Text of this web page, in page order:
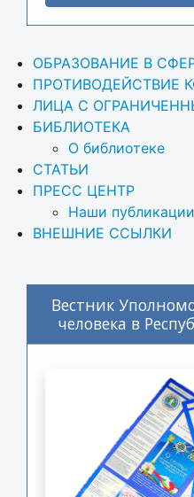
ОБРАЗОВАНИЕ В
ПРОТИВОДЕЙСТВИЕ
ЛИЦА С
БИБЛИОТЕКА
О библиотеке
СТАТЬИ
ПРЕСС ЦЕНТР
Наши публикации
ВНЕШНИЕ ССЫЛКИ
Вестник
человека в